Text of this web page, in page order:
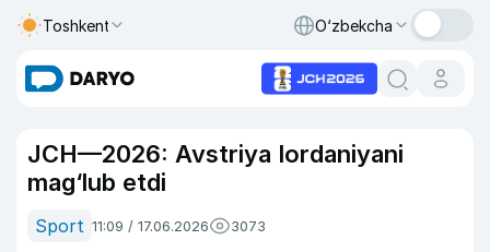
Toshkent O‘zbekcha
JCH—2026: Avstriya Iordaniyani
mag‘lub etdi
Sport 11:09 / 17.06.2026 3073